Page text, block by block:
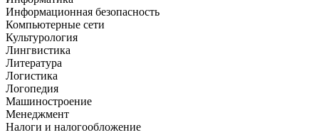
Информационная безопасность
Компьютерные сети
Культурология
Лингвистика
Литература
Логистика
Логопедия
Машиностроение
Менеджмент
Налоги и налогообложение